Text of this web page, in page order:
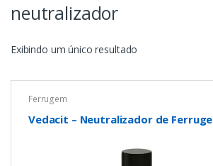
neutralizador
Exibindo um único resultado
Ferrugem
Vedacit – Neutralizador de